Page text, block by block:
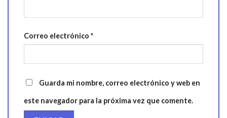
Correo electrónico *
Guarda mi nombre, correo electrónico y web en
este navegador para la próxima vez que comente.